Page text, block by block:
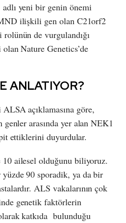
yeni bir genin önemi
ilişkili gen olan C21orf2
de vurgulandığı
Nature Genetics’de
ANLATIYOR?
açıklamasına göre,
genler arasında yer alan NEK1
ettiklerini duyurdular.
10 ailesel olduğunu biliyoruz.
90 sporadik, ya da bir
ALS vakalarının çok
genetik faktörlerin
katkıda bulunduğu